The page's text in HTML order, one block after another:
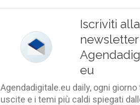
Iscriviti alla
eu
Agendadigitale.eu daily, ogni
uscite e i temi più caldi spiegati